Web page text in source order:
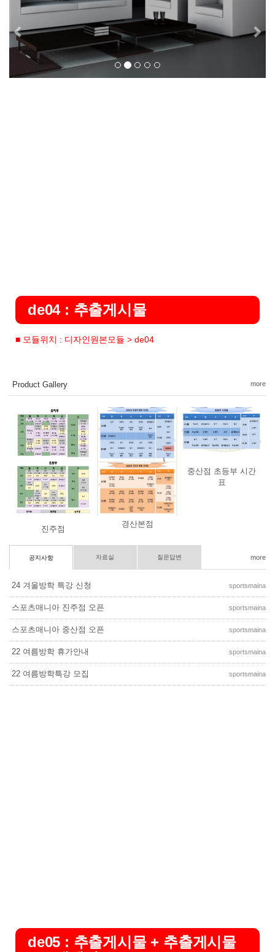
de04 : 추출게시물
■ 모듈위치 : 디자인원본모듈 > de04
Product Gallery more
진주점
경산본점
중산점 초등부 시간
표
공지사항 자료실 질문답변 more
24 겨울방학 특강 신청 sportsmaina
스포츠매니아 진주점 오픈 sportsmaina
스포츠매니아 중산점 오픈 sportsmaina
22 여름방학 휴가안내 sportsmaina
22 여름방학특강 모집 sportsmaina
de05 : 추출게시물 + 추출게시물